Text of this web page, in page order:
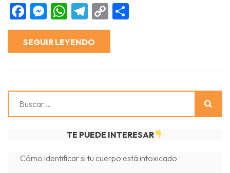
Facebook
Messenger
WhatsApp
Telegram
Copy
Link
SEGUIR LEYENDO
TE PUEDE INTERESAR
Cómo identificar si tu cuerpo está intoxicado